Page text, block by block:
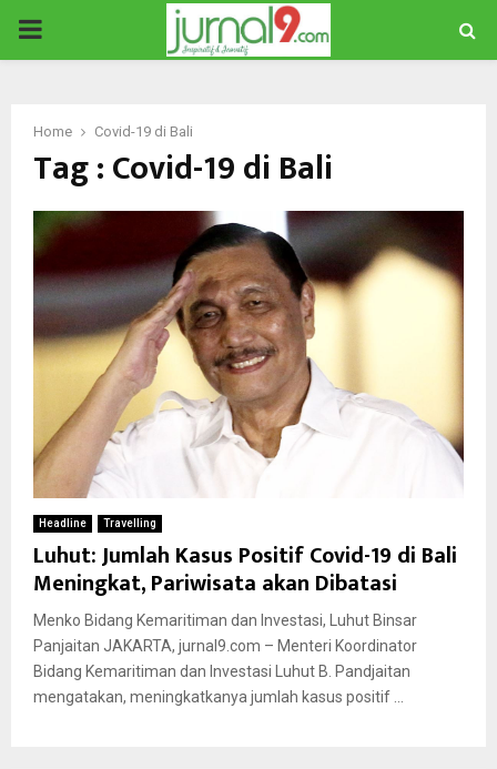
PRIMARY
Home Covid-19 di Bali
Tag : Covid-19 di Bali
Headline Travelling
Luhut: Jumlah Kasus Positif Covid-19 di Bali
Meningkat, Pariwisata akan Dibatasi
Menko Bidang Kemaritiman dan Investasi, Luhut Binsar
Panjaitan JAKARTA, jurnal9.com – Menteri Koordinator
Bidang Kemaritiman dan Investasi Luhut B. Pandjaitan
mengatakan, meningkatkanya jumlah kasus positif ...